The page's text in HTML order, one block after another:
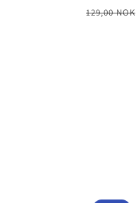
Vanlig
129,00 NOK